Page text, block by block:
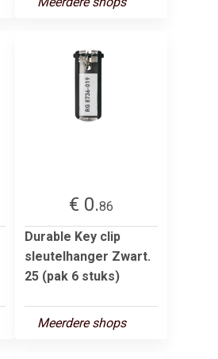
€ 0.86
Durable Key clip
sleutelhanger Zwart.
25 (pak 6 stuks)
Meerdere shops